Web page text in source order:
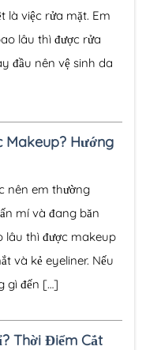
là việc rửa mặt. Em
lâu thì được rửa
đầu nên vệ sinh da
Makeup? Hướng
nên em thường
mí và đang băn
lâu thì được makeup
và kẻ eyeliner. Nếu
gì đến […]
Thời Điểm Cắt